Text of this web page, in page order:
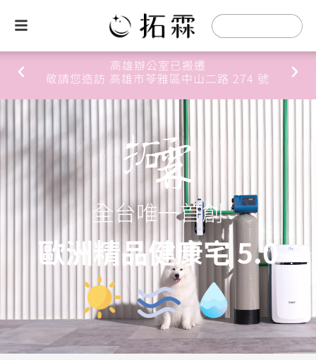
路 274 號
桃園辦公室已搬遷
敬請您造訪 桃園市桃園區經國一路
全台唯一首創
歐洲精品健康宅 5.0